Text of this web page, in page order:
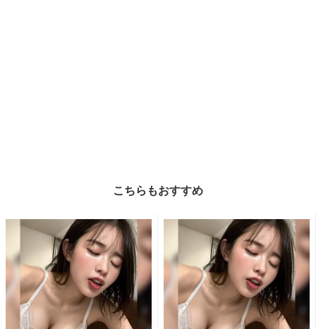
こちらもおすすめ